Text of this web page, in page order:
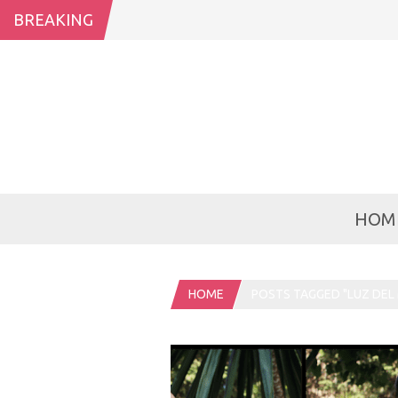
BREAKING
HOME